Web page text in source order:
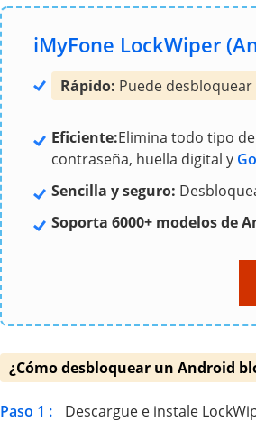
iMyFone LockWiper
Rápido: Puede
Eficiente:Elimina todo tipo
contraseña, huella digital y
Sencilla y seguro:
Soporta 6000+ modelos de
¿Cómo desbloquear un Android
Paso 1 :
Descargue e instale